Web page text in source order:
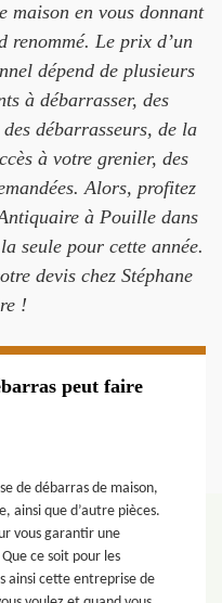
maison en vous donnant
renommé. Le prix d’un
dépend de plusieurs
à débarrasser, des
débarrasseurs, de la
à votre grenier, des
Alors, profitez
à Pouille dans
seule pour cette année.
devis chez Stéphane
!
peut faire
de débarras de maison,
ainsi que d’autre pièces.
vous garantir une
ce soit pour les
ainsi cette entreprise de